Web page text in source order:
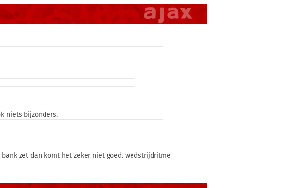
niets bijzonders.
zet dan komt het zeker niet goed. wedstrijdritme